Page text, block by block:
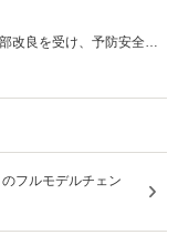
ダイハツの軽商用モデル「ハイゼットカーゴ」が一部改良を受け、予防安全機能の強化が図られた。スマートアシストに横断中の自転車検知を追加した他、交差点での右折時対向車両や、右左折時に対向方向から来る歩行者の検知にも対応し、実用域での判断支援を拡充した。さらに人気の高い「LEDパック」を一部グレードで標準採用している。安全性と快適性を両立する改良内容となった。（2026.6）
フルモデルチェン